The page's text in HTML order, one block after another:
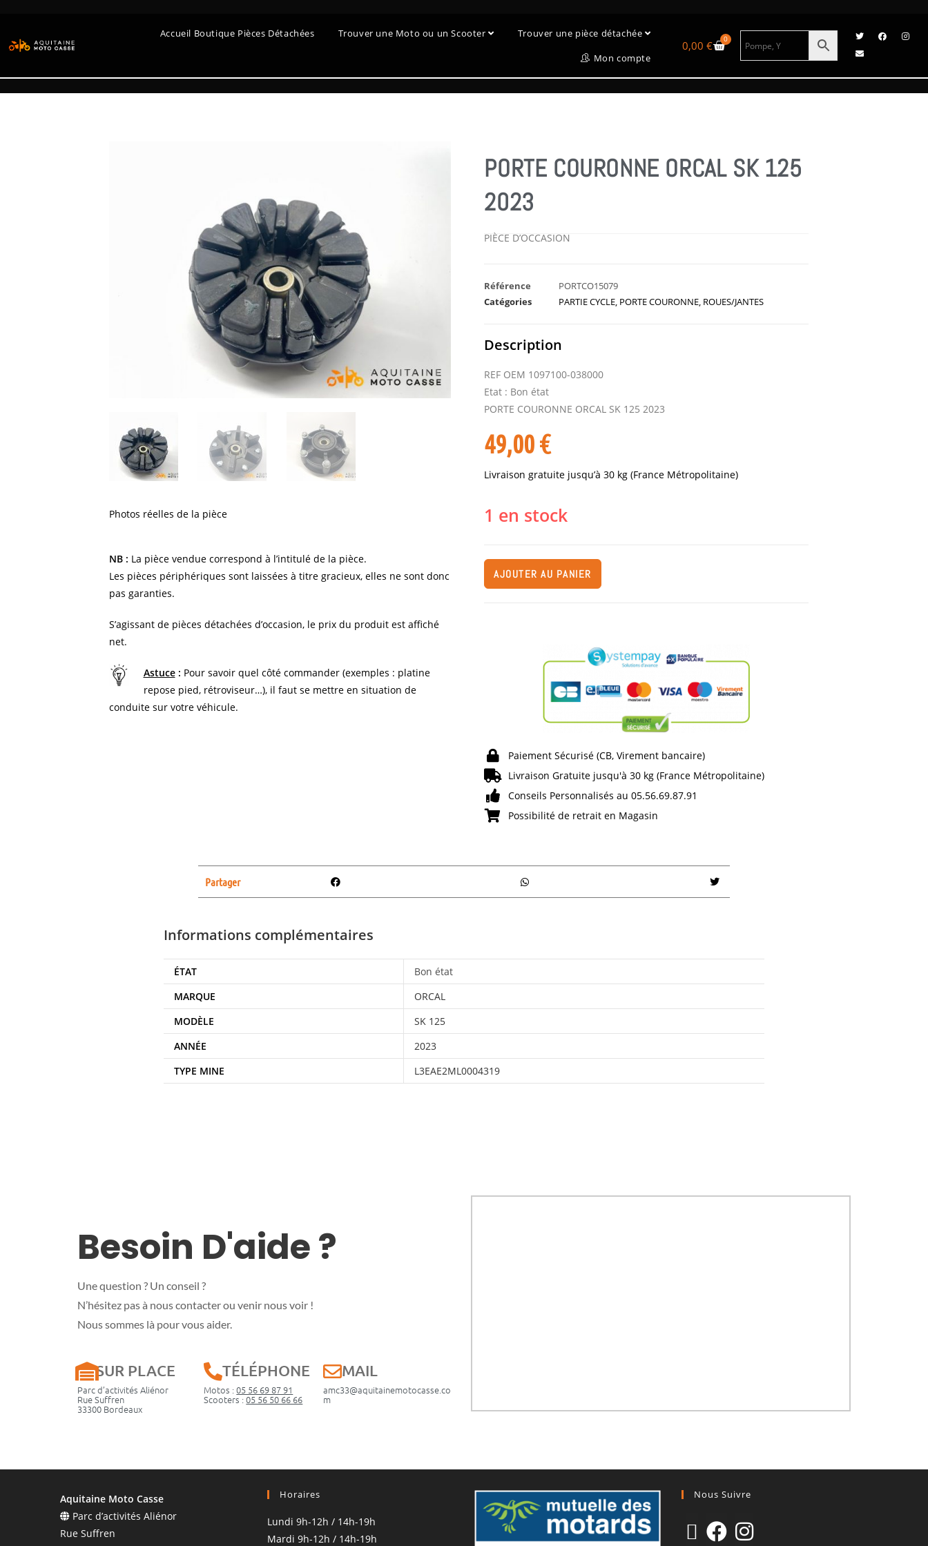
Accueil Boutique Pièces Détachées Trouver une Moto ou un Scooter
Trouver une pièce détachée
Mon compte
0,00 € 0
Photos réelles de la pièce
NB : La pièce vendue correspond à l’intitulé de la pièce.
Les pièces périphériques sont laissées à titre gracieux, elles ne sont donc
pas garanties.
S’agissant de pièces détachées d’occasion, le prix du produit est affiché
net.
Astuce: Pour savoir quel côté commander (exemples : platine
repose pied, rétroviseur…), il faut se mettre en situation de
conduite sur votre véhicule.
PORTE COURONNE ORCAL SK 125
2023
PIÈCE D’OCCASION
Référence
PORTCO15079
Catégories
PARTIE CYCLE, PORTE COURONNE, ROUES/JANTES
Description
REF OEM 1097100-038000
Etat : Bon état
PORTE COURONNE ORCAL SK 125 2023
49,00€
Livraison gratuite jusqu’à 30 kg (France Métropolitaine)
1 en stock
AJOUTER AU PANIER
Paiement Sécurisé (CB, Virement bancaire)
Livraison Gratuite jusqu'à 30 kg (France Métropolitaine)
Conseils Personnalisés au 05.56.69.87.91
Possibilité de retrait en Magasin
Partager
Informations complémentaires
ÉTAT
Bon état
MARQUE
ORCAL
MODÈLE
SK 125
ANNÉE
2023
TYPE MINE
L3EAE2ML0004319
Besoin D'aide ?
Une question ? Un conseil ?
N’hésitez pas à nous contacter ou venir nous voir !
Nous sommes là pour vous aider.
SUR PLACE
Parc d’activités Aliénor
Rue Suffren
33300 Bordeaux
TÉLÉPHONE
Motos :05 56 69 87 91
Scooters :05 56 50 66 66
MAIL
amc33@aquitainemotocasse.co
m
Aquitaine Moto Casse
Parc d’activités Aliénor
Rue Suffren
Horaires
Lundi 9h-12h / 14h-19h
Mardi 9h-12h / 14h-19h
Nous Suivre